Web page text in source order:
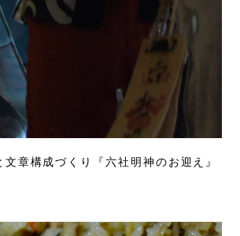
章構成づくり『六社明神のお迎え』